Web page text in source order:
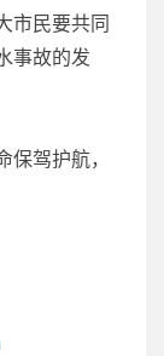
市民要共同
事故的发
驾护航，